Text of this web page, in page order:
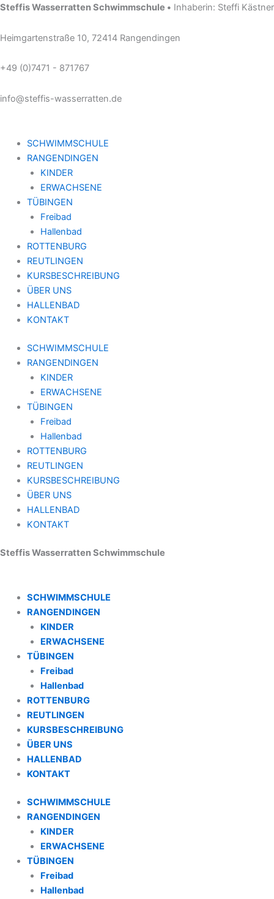
Zum
springen
Steffis Wasserratten Schwimmschule • Inhaberin: Steffi Kästner
Heimgartenstraße 10, 72414 Rangendingen
+49 (0)7471 - 871767
info@steffis-wasserratten.de
SCHWIMMSCHULE
RANGENDINGEN
KINDER
ERWACHSENE
TÜBINGEN
Freibad
Hallenbad
ROTTENBURG
REUTLINGEN
KURSBESCHREIBUNG
ÜBER UNS
HALLENBAD
KONTAKT
SCHWIMMSCHULE
RANGENDINGEN
KINDER
ERWACHSENE
TÜBINGEN
Freibad
Hallenbad
ROTTENBURG
REUTLINGEN
KURSBESCHREIBUNG
ÜBER UNS
HALLENBAD
KONTAKT
Steffis Wasserratten Schwimmschule
SCHWIMMSCHULE
RANGENDINGEN
KINDER
ERWACHSENE
TÜBINGEN
Freibad
Hallenbad
ROTTENBURG
REUTLINGEN
KURSBESCHREIBUNG
ÜBER UNS
HALLENBAD
KONTAKT
SCHWIMMSCHULE
RANGENDINGEN
KINDER
ERWACHSENE
TÜBINGEN
Freibad
Hallenbad